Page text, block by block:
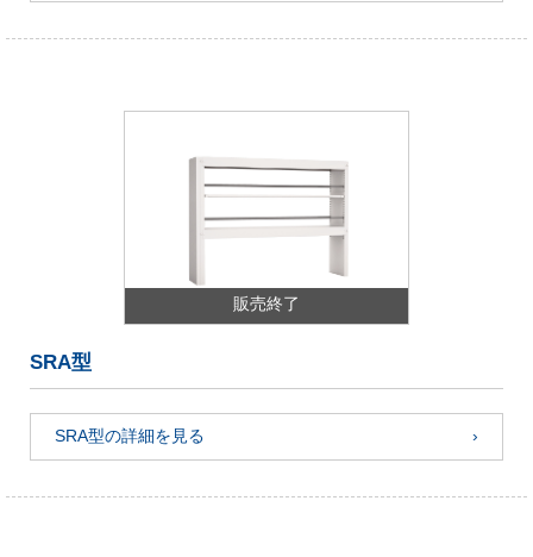
販売終了
SRA型
SRA型の詳細を見る